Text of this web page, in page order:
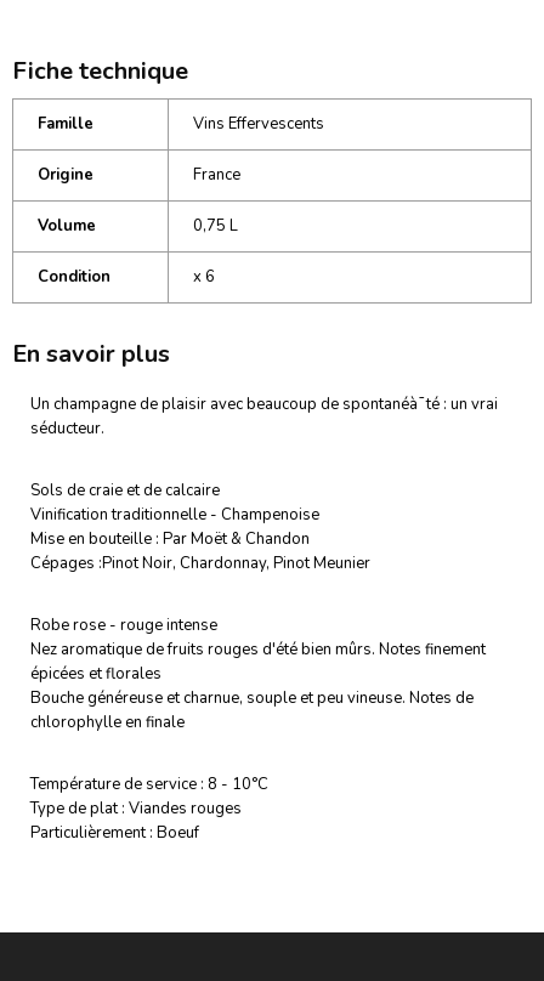
Fiche technique
Famille Vins Effervescents
Origine France
Volume 0,75 L
Condition x 6
En savoir plus
Un champagne de plaisir avec beaucoup de spontanéà¯té : un vrai
séducteur.
Sols de craie et de calcaire
Vinification traditionnelle - Champenoise
Mise en bouteille : Par Moët & Chandon
Cépages :Pinot Noir, Chardonnay, Pinot Meunier
Robe rose - rouge intense
Nez aromatique de fruits rouges d'été bien mûrs. Notes finement
épicées et florales
Bouche généreuse et charnue, souple et peu vineuse. Notes de
chlorophylle en finale
Température de service : 8 - 10°C
Type de plat : Viandes rouges
Particulièrement : Boeuf